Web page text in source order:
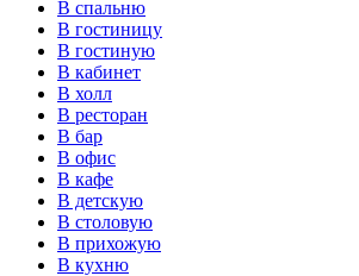
В спальню
В гостиницу
В гостиную
В кабинет
В холл
В ресторан
В бар
В офис
В кафе
В детскую
В столовую
В прихожую
В кухню